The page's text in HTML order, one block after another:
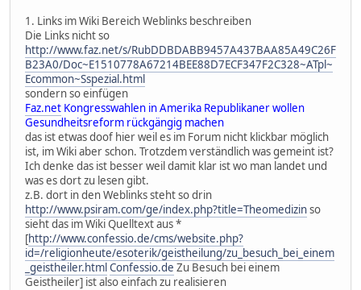
1. Links im Wiki Bereich Weblinks beschreiben
Die Links nicht so
http://www.faz.net/s/RubDDBDABB9457A437BAA85A49C26F
B23A0/Doc~E1510778A67214BEE88D7ECF347F2C328~ATpl~
Ecommon~Sspezial.html
sondern so einfügen
Faz.net Kongresswahlen in Amerika Republikaner wollen
Gesundheitsreform rückgängig machen
das ist etwas doof hier weil es im Forum nicht klickbar möglich
ist, im Wiki aber schon. Trotzdem verständlich was gemeint ist?
Ich denke das ist besser weil damit klar ist wo man landet und
was es dort zu lesen gibt.
z.B. dort in den Weblinks steht so drin
http://www.psiram.com/ge/index.php?title=Theomedizinso
sieht das im Wiki Quelltext aus *
[http://www.confessio.de/cms/website.php?
id=/religionheute/esoterik/geistheilung/zu_besuch_bei_einem
_geistheiler.htmlConfessio.de Zu Besuch bei einem
Geistheiler] ist also einfach zu realisieren